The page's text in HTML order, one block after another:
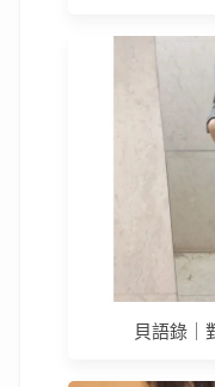
貝語錄｜